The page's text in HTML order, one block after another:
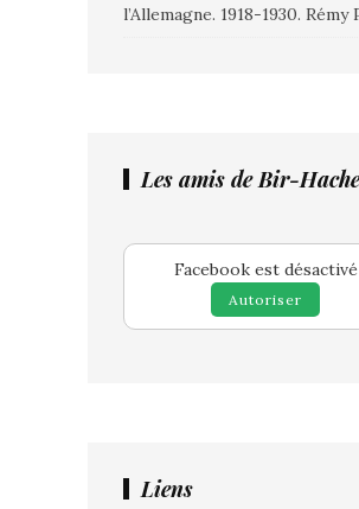
l’Allemagne. 1918-1930. Rémy
Les amis de Bir-
Facebook est désactivé
Autoriser
Liens